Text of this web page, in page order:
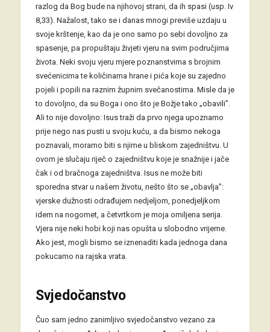
razlog da Bog bude na njihovoj strani, da ih spasi (usp. Iv
8,33). Nažalost, tako se i danas mnogi previše uzdaju u
svoje krštenje, kao da je ono samo po sebi dovoljno za
spasenje, pa propuštaju živjeti vjeru na svim područjima
života. Neki svoju vjeru mjere poznanstvima s brojnim
svećenicima te količinama hrane i pića koje su zajedno
pojeli i popili na raznim župnim svečanostima. Misle da je
to dovoljno, da su Boga i ono što je Božje tako „obavili”.
Ali to nije dovoljno: Isus traži da prvo njega upoznamo
prije nego nas pusti u svoju kuću, a da bismo nekoga
poznavali, moramo biti s njime u bliskom zajedništvu. U
ovom je slučaju riječ o zajedništvu koje je snažnije i jače
čak i od bračnoga zajedništva. Isus ne može biti
sporedna stvar u našem životu, nešto što se „obavlja”:
vjerske dužnosti odrađujem nedjeljom, ponedjeljkom
idem na nogomet, a četvrtkom je moja omiljena serija.
Vjera nije neki hobi koji nas opušta u slobodno vrijeme.
Ako jest, mogli bismo se iznenaditi kada jednoga dana
pokucamo na rajska vrata.
Svjedočanstvo
Čuo sam jedno zanimljivo svjedočanstvo vezano za